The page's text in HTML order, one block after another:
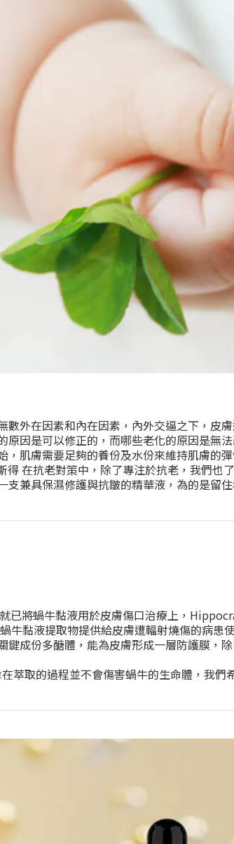
外在因素和內在因素，內外交逼之下，皮
因是可以修正的，而哪些老化的原因是無
肌膚需要足夠的養份及水份來維持肌膚的彈
在抗老對策中，除了專注於抗老，我們
兼具保濕修護與抗皺的精華液，為的是留住
將蝸牛黏液用於皮膚傷口治療上，
牛黏液提取物提供給皮膚遭輻射燒傷的病
成份多醣體，能為皮膚形成一層防護膜，
萃取的過程並不會傷害蝸牛的生命體，我